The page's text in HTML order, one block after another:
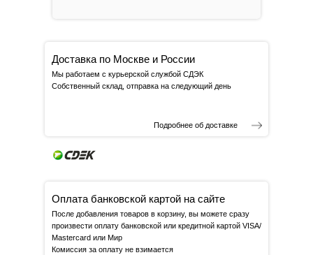
Доставка по Москве и России
Мы работаем с курьерской службой СДЭК
Собственный склад, отправка на следующий день
Подробнее об доставке
Оплата банковской картой на сайте
После добавления товаров в корзину, вы можете сразу
произвести оплату банковской или кредитной картой VISA/
Mastercard или Мир
Комиссия за оплату не взимается